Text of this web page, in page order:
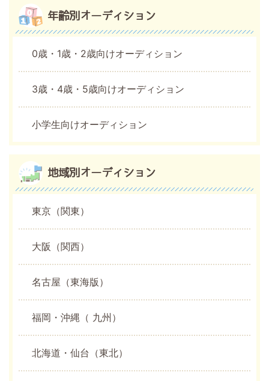
年齢別オーディション
0歳・1歳・2歳向けオーディション
3歳・4歳・5歳向けオーディション
小学生向けオーディション
地域別オーディション
東京（関東）
大阪（関西）
名古屋（東海版）
福岡・沖縄（ 九州）
北海道・仙台（東北）